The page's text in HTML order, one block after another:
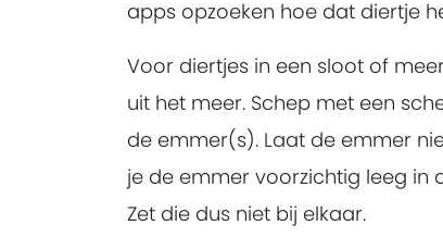
apps opzoeken hoe dat diertje
Voor diertjes in een sloot of
uit het meer. Schep met een
de emmer(s). Laat de emmer
je de emmer voorzichtig leeg in
Zet die dus niet bij elkaar.